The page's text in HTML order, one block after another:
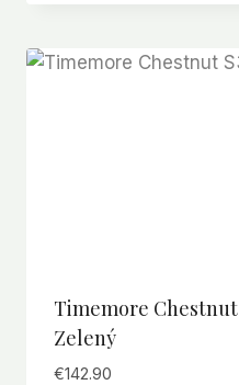
Timemore
Zelený
€142.90